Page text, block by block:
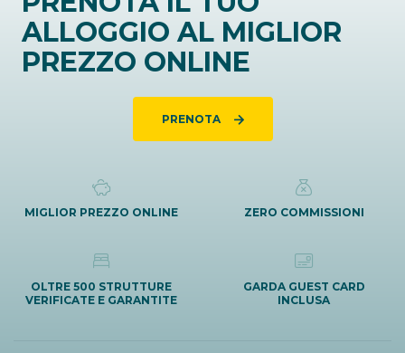
ALLOGGIO AL MIGLIOR
PREZZO ONLINE
PRENOTA
MIGLIOR PREZZO ONLINE ZERO COMMISSIONI
OLTRE 500 STRUTTURE
VERIFICATE E GARANTITE
GARDA GUEST CARD
INCLUSA